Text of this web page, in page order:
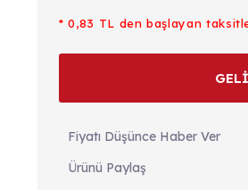
* 0,83 TL den başlayan
Fiyatı Düşünce Haber Ver
Ürünü Paylaş